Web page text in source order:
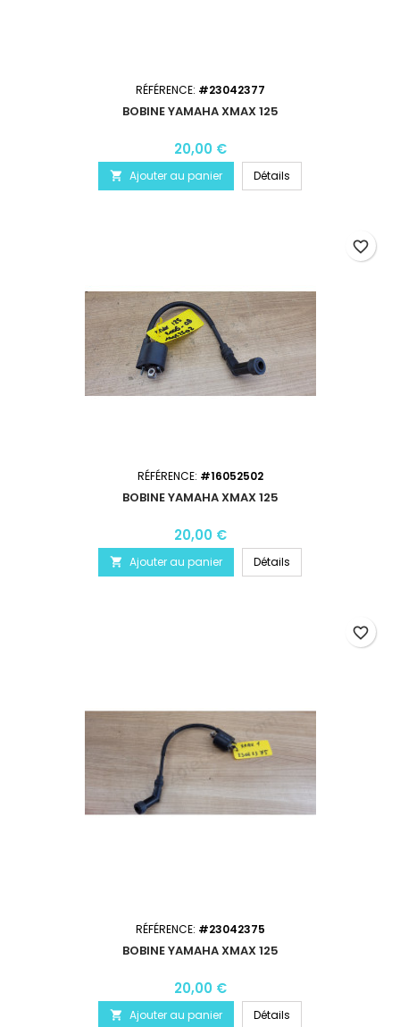
RÉFÉRENCE: #23042377
BOBINE YAMAHA XMAX 125
20,00 €
 Ajouter au panier Détails
RÉFÉRENCE: #16052502
BOBINE YAMAHA XMAX 125
20,00 €
 Ajouter au panier Détails
favorite_border
RÉFÉRENCE: #23042375
BOBINE YAMAHA XMAX 125
20,00 €
 Ajouter au panier Détails
favorite_border